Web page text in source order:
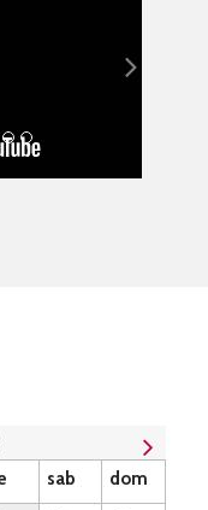
sab
dom